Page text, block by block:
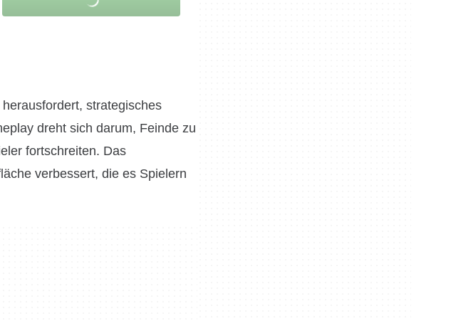
strategisches
dreht sich darum, Feinde zu
fortschreiten. Das
verbessert, die es Spielern